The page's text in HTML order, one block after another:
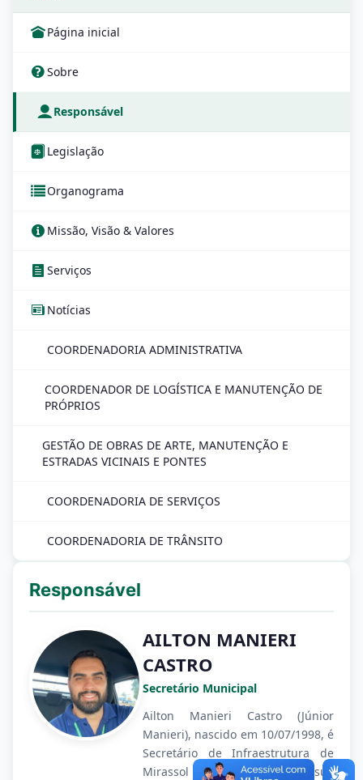
Página inicial
Sobre
Responsável
Legislação
Organograma
Missão, Visão & Valores
Serviços
Notícias
COORDENADORIA ADMINISTRATIVA
COORDENADOR DE LOGÍSTICA E MANUTENÇÃO DE
PRÓPRIOS
GESTÃO DE OBRAS DE ARTE, MANUTENÇÃO E
ESTRADAS VICINAIS E PONTES
COORDENADORIA DE SERVIÇOS
COORDENADORIA DE TRÂNSITO
Responsável
AILTON MANIERI
CASTRO
Secretário Municipal
Ailton Manieri Castro (Júnior
Manieri), nascido em 10/07/1998, é
Secretário de Infraestrutura de
Mirassol d’Oeste. Iniciou sua